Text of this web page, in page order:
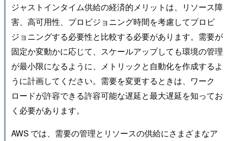
ジャストインタイム供給の経済的メリットは、リソース障
害、高可用性、プロビジョニング時間を考慮してプロビ
ジョニングする必要性と比較する必要があります。需要が
固定か変動かに応じて、スケールアップしても環境の管理
が最小限になるように、メトリックと自動化を作成するよ
うに計画してください。需要を変更するときは、ワーク
ロードが許容できる許容可能な遅延と最大遅延を知ってお
く必要があります。
AWS では、需要の管理とリソースの供給にさまざまなア